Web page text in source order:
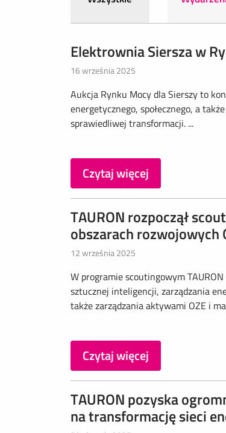
Elektrownia Siersza w
16 września 2025
Aukcja Rynku Mocy dla Sierszy to
energetycznego, społecznego, a
sprawiedliwej transformacji. ...
Czytaj więcej
TAURON rozpoczął
obszarach rozwojowych
12 września 2025
W programie scoutingowym
sztucznej inteligencji, zarządzania
także zarządzania aktywami OZE i
Czytaj więcej
TAURON pozyska
na transformację sieci